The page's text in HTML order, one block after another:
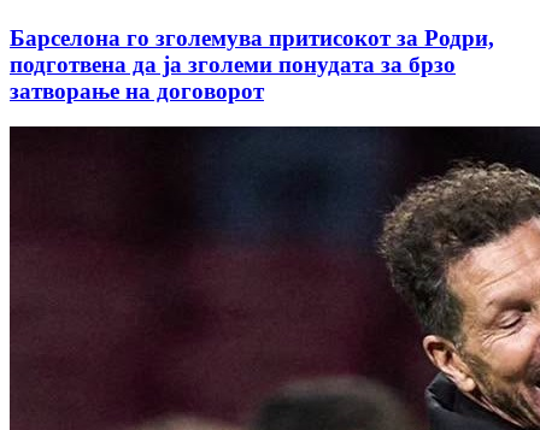
Барселона го зголемува притисокот за Родри,
подготвена да ја зголеми понудата за брзо
затворање на договорот